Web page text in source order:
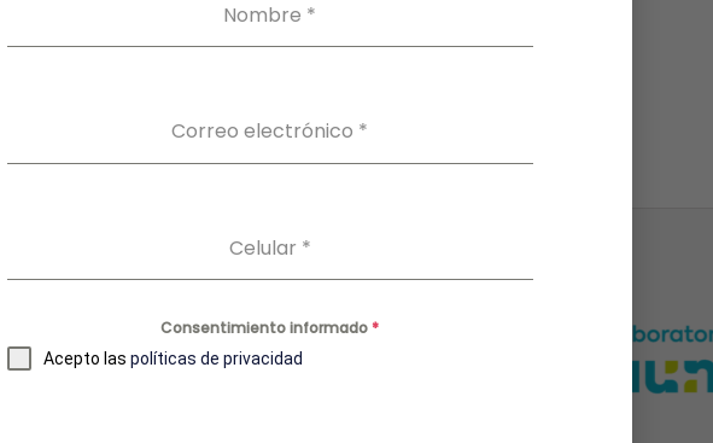
Nombre *
Correo electrónico *
Celular *
Consentimiento informado*
Acepto las políticas de privacidad
Nuestros Productos
Auto-toma